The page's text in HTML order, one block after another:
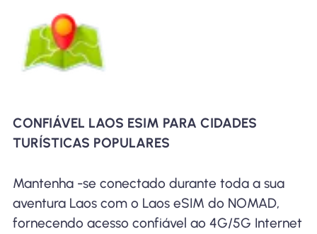
CONFIÁVEL LAOS ESIM PARA CIDADES
TURÍSTICAS POPULARES
Mantenha -se conectado durante toda a sua
aventura Laos com o Laos eSIM do NOMAD,
fornecendo acesso confiável ao 4G/5G Internet